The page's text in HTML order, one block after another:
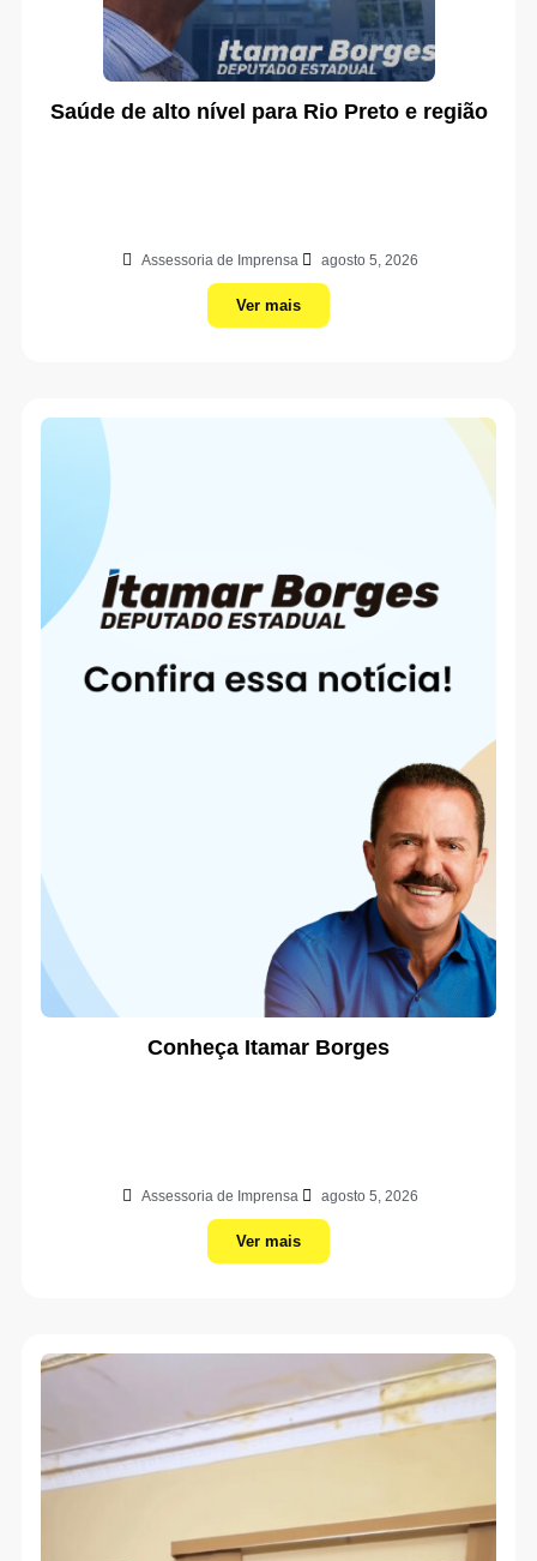
Saúde de alto nível para Rio Preto e região
Assessoria de Imprensa agosto 5, 2026
Ver mais
Conheça Itamar Borges
Assessoria de Imprensa agosto 5, 2026
Ver mais